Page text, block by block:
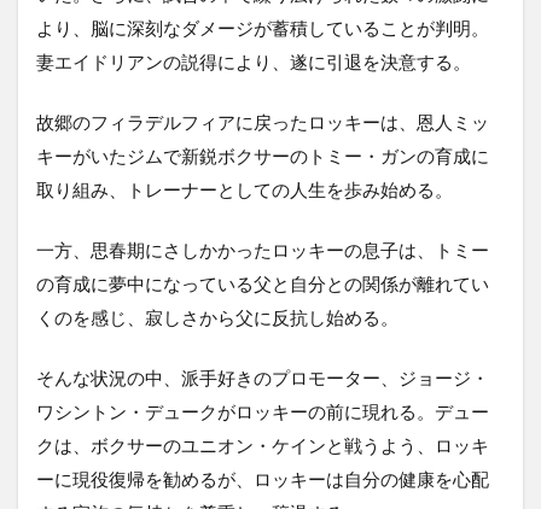
より、脳に深刻なダメージが蓄積していることが判明。
妻エイドリアンの説得により、遂に引退を決意する。
故郷のフィラデルフィアに戻ったロッキーは、恩人ミッ
キーがいたジムで新鋭ボクサーのトミー・ガンの育成に
取り組み、トレーナーとしての人生を歩み始める。
一方、思春期にさしかかったロッキーの息子は、トミー
の育成に夢中になっている父と自分との関係が離れてい
くのを感じ、寂しさから父に反抗し始める。
そんな状況の中、派手好きのプロモーター、ジョージ・
ワシントン・デュークがロッキーの前に現れる。デュー
クは、ボクサーのユニオン・ケインと戦うよう、ロッキ
ーに現役復帰を勧めるが、ロッキーは自分の健康を心配